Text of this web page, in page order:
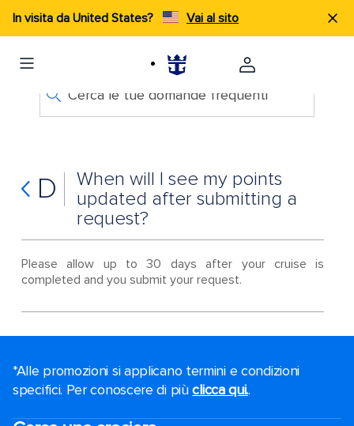
In visita da United States? Vai al sito
Cerca le tue domande frequenti
D
When will I see my points
updated after submitting a
request?
Please allow up to 30 days after your cruise is
completed and you submit your request.
*Alle promozioni si applicano termini e condizioni
specifici. Per conoscere di piùclicca qui..